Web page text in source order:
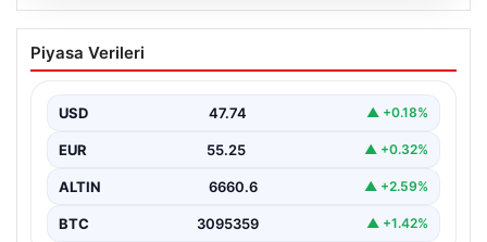
Kelebek chat adresi İle Dijital İletişimin
Sertifikalı Adresi Ve Muhabbet
İnternet çağında bireylerin güvenli bir tarzda irtibat
Piyasa Verileri
USD 47.74 ▲ +0.18%
EUR 55.25 ▲ +0.32%
ALTIN 6660.6 ▲ +2.59%
BTC 3095359 ▲ +1.42%